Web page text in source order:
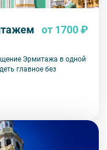
от 1700 ₽
Эрмитажа в одной
главное без